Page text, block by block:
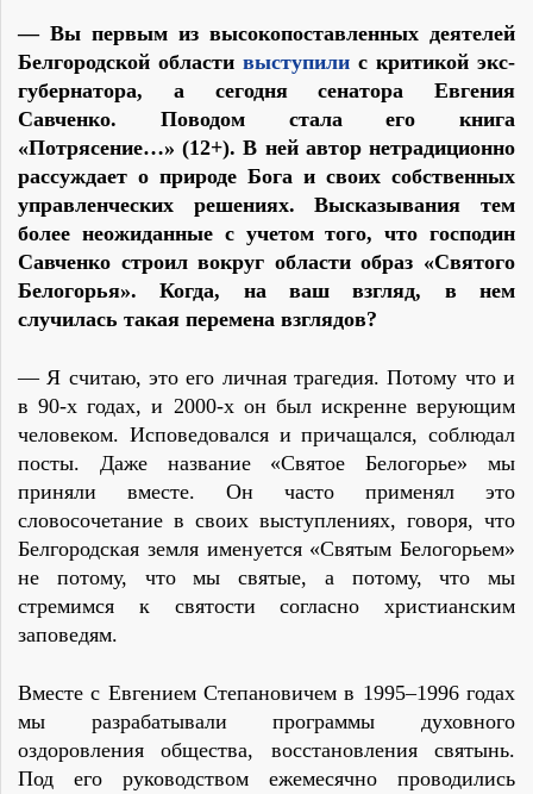
— Вы первым из высокопоставленных деятелей
Белгородской области выступили с критикой экс-
губернатора, а сегодня сенатора Евгения
Савченко. Поводом стала его книга
«Потрясение…» (12+). В ней автор нетрадиционно
рассуждает о природе Бога и своих собственных
управленческих решениях. Высказывания тем
более неожиданные с учетом того, что господин
Савченко строил вокруг области образ «Святого
Белогорья». Когда, на ваш взгляд, в нем
случилась такая перемена взглядов?
— Я считаю, это его личная трагедия. Потому что и
в 90-х годах, и 2000-х он был искренне верующим
человеком. Исповедовался и причащался, соблюдал
посты. Даже название «Святое Белогорье» мы
приняли вместе. Он часто применял это
словосочетание в своих выступлениях, говоря, что
Белгородская земля именуется «Святым Белогорьем»
не потому, что мы святые, а потому, что мы
стремимся к святости согласно христианским
заповедям.
Вместе с Евгением Степановичем в 1995–1996 годах
мы разрабатывали программы духовного
оздоровления общества, восстановления святынь.
Под его руководством ежемесячно проводились